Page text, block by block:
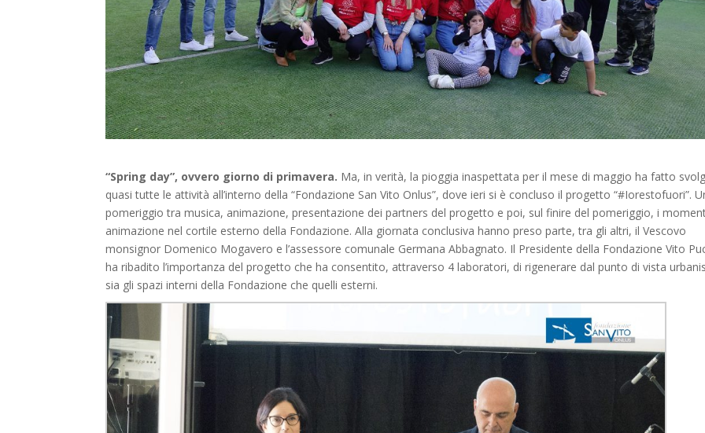
“Spring day”, ovvero giorno di primavera. Ma, in verità, la pioggia inaspettata per il mese di maggio ha fatto
quasi tutte le attività all’interno della “Fondazione San Vito Onlus”, dove ieri si è concluso il progetto “#Iorestofuori”.
pomeriggio tra musica, animazione, presentazione dei partners del progetto e poi, sul finire del pomeriggio, i
animazione nel cortile esterno della Fondazione. Alla giornata conclusiva hanno preso parte, tra gli altri, il Vescovo
monsignor Domenico Mogavero e l’assessore comunale Germana Abbagnato. Il Presidente della Fondazione Vito
ha ribadito l’importanza del progetto che ha consentito, attraverso 4 laboratori, di rigenerare dal punto di vista
sia gli spazi interni della Fondazione che quelli esterni.